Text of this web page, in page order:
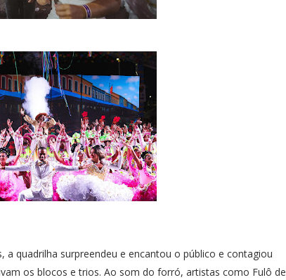
quadrilha surpreendeu e encantou o público e contagiou
os blocos e trios. Ao som do forró, artistas como Fulô de